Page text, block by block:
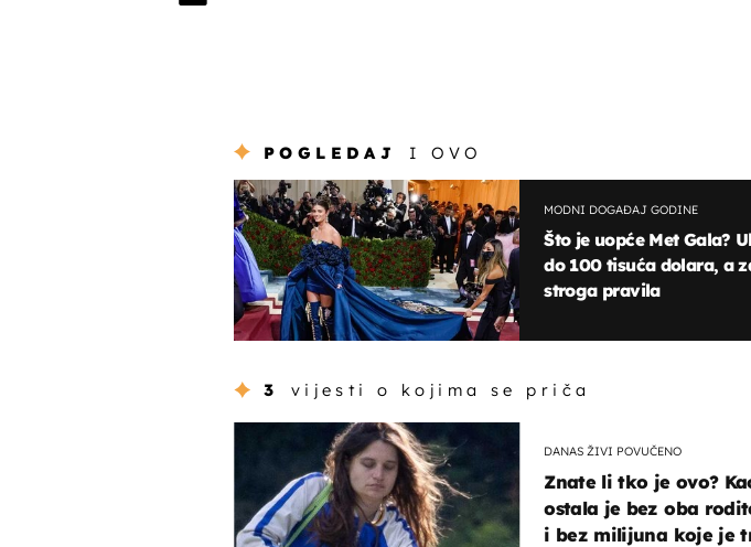
POGLEDAJ I OVO
MODNI DOGAĐAJ GODINE
Što je uopće Met Gala?
do 100 tisuća dolara, a
stroga pravila
3 vijesti o kojima se priča
DANAS ŽIVI POVUČENO
Znate li tko je ovo?
ostala je bez oba
i bez milijuna koje je